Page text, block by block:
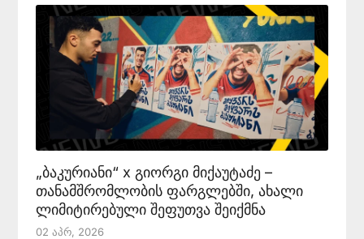
„ბაკურიანი“ x გიორგი მიქაუტაძე –
თანამშრომლობის ფარგლებში, ახალი
ლიმიტირებული შეფუთვა შეიქმნა
02 Აპრ, 2026